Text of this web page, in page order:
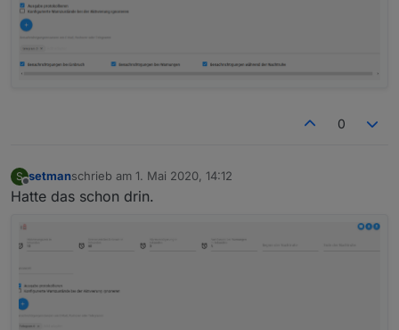
0
S
Offline
setmanschrieb am 1. Mai 2020, 14:12
zuletzt editiert von
Hatte das schon drin.